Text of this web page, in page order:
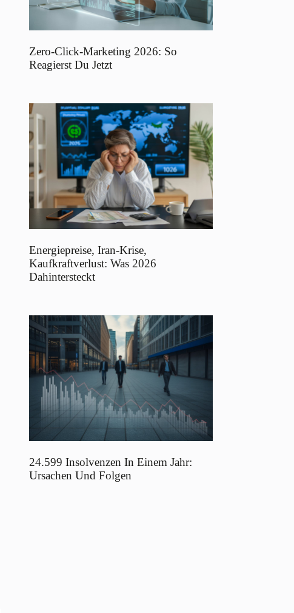
Zero-Click-Marketing 2026: So
Reagierst Du Jetzt
Energiepreise, Iran-Krise,
Kaufkraftverlust: Was 2026
Dahintersteckt
24.599 Insolvenzen In Einem Jahr:
Ursachen Und Folgen